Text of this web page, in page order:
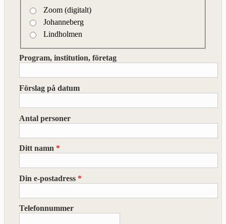
Zoom (digitalt)
Johanneberg
Lindholmen
Program, institution, företag
Förslag på datum
Antal personer
Ditt namn *
Din e-postadress *
Telefonnummer